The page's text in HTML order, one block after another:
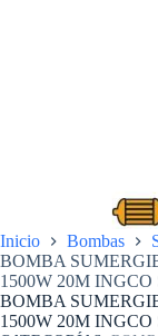
Inicio Bombas
BOMBA
1500W 20M INGCO
BOMBA
1500W 20M INGCO